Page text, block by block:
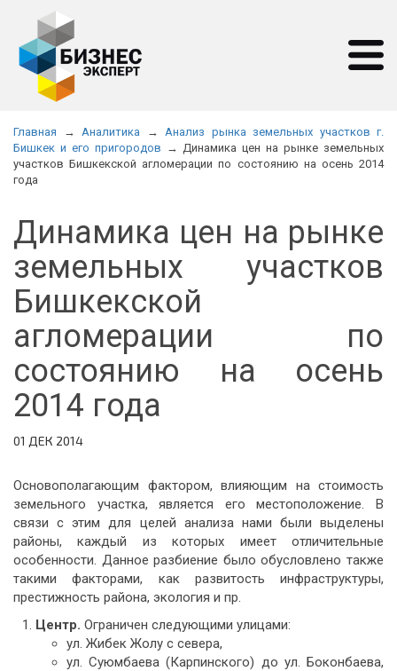
Главная → Аналитика → Анализ рынка земельных участков г.
Бишкек и его пригородов → Динамика цен на рынке земельных
участков Бишкекской агломерации по состоянию на осень 2014
года
Динамика цен на рынке
земельных участков
Бишкекской
агломерации по
состоянию на осень
2014 года
01 ДЕК 2014
Основополагающим фактором, влияющим на стоимость
земельного участка, является его местоположение. В
связи с этим для целей анализа нами были выделены
районы, каждый из которых имеет отличительные
особенности. Данное разбиение было обусловлено также
такими факторами, как развитость инфраструктуры,
престижность района, экология и пр.
Центр. Ограничен следующими улицами:
ул. Жибек Жолу с севера,
ул. Суюмбаева (Карпинского) до ул. Боконбаева,